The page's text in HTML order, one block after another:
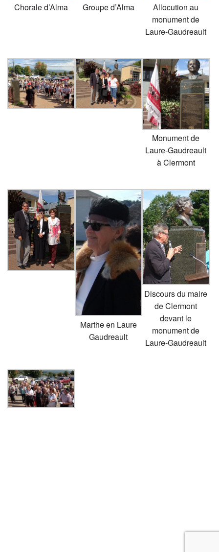
Chorale d’Alma Groupe d’Alma
Allocution au
monument de
Laure-Gaudreault
Monument de
Laure-Gaudreault
à Clermont
Marthe en Laure
Gaudreault
Discours du maire
de Clermont
devant le
monument de
Laure-Gaudreault